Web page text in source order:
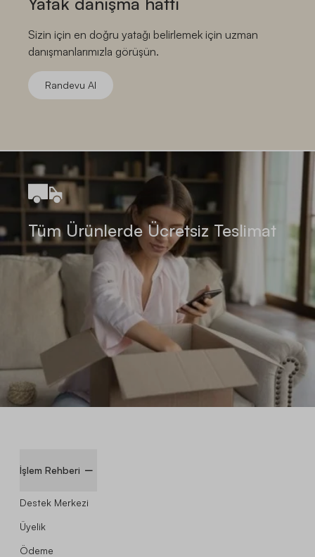
Sizin için en doğru yatağı belirlemek için uzman
danışmanlarımızla görüşün.
Randevu Al
Tüm Ürünlerde Ücretsiz Teslimat
İşlem Rehberi
Destek Merkezi
Üyelik
Ödeme